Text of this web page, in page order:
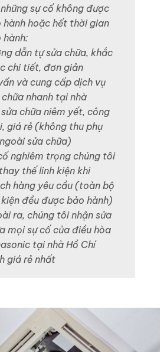
sự cố không được
hành hoặc hết thời gian
hành:
dẫn tự sửa chữa, khắc
chi tiết, đơn giản
và cung cấp dịch vụ
chữa nhanh tại nhà
sửa chữa niêm yết, công
giá rẻ (không thu phụ
sửa chữa)
nghiêm trọng chúng tôi
thế linh kiện khi
hàng yêu cầu (toàn bộ
đều được bảo hành)
ra, chúng tôi nhận sửa
mọi sự cố của điều hòa
tại nhà Hồ Chí
giá rẻ nhất